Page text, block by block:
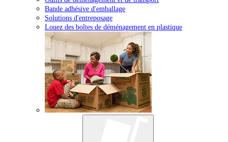
Bande adhésive d'emballage
Solutions d'entreposage
Louez des boîtes de déménagement en plastique